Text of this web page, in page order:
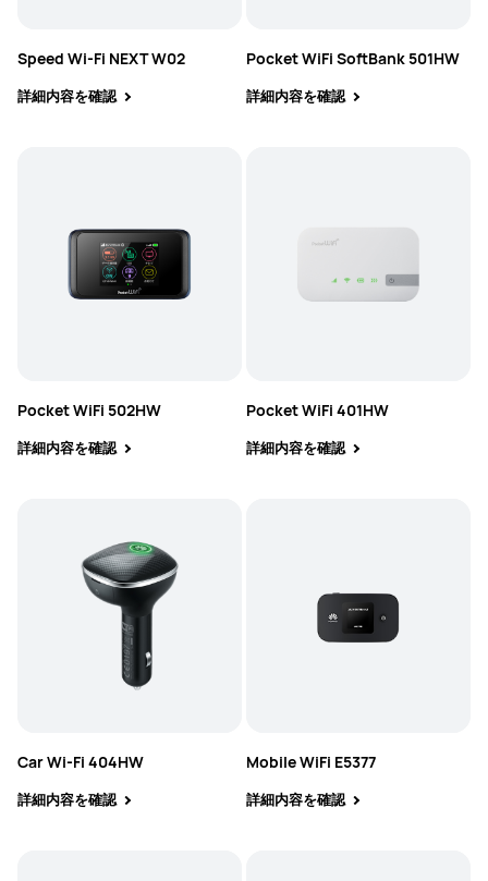
Speed Wi-Fi NEXT W02
詳細内容を確認
Pocket WiFi SoftBank 501HW
詳細内容を確認
Pocket WiFi 502HW
詳細内容を確認
Pocket WiFi 401HW
詳細内容を確認
Car Wi-Fi 404HW
詳細内容を確認
Mobile WiFi E5377
詳細内容を確認